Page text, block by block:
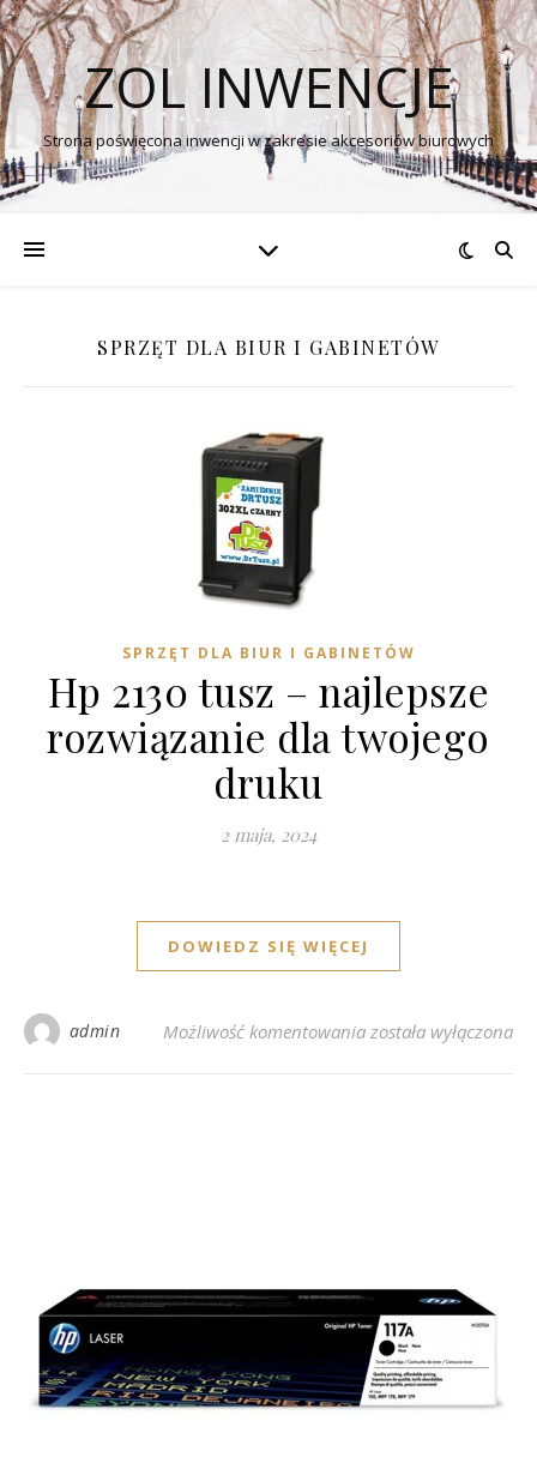
ZOL INWENCJE
Strona poświęcona inwencji w zakresie akcesoriów biurowych
SPRZĘT DLA BIUR I GABINETÓW
SPRZĘT DLA BIUR I GABINETÓW
Hp 2130 tusz – najlepsze
rozwiązanie dla twojego
druku
2 maja, 2024
DOWIEDZ SIĘ WIĘCEJ
admin Możliwość komentowania Hp 2130 tusz –
została wyłączona